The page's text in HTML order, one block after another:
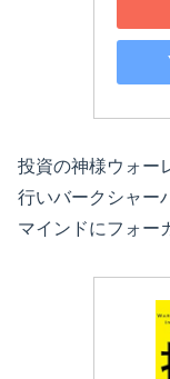
投資の神様ウォー
行いバークシャー
マインドにフォー